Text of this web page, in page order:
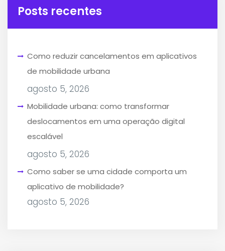
Posts recentes
Como reduzir cancelamentos em aplicativos
de mobilidade urbana
agosto 5, 2026
Mobilidade urbana: como transformar
deslocamentos em uma operação digital
escalável
agosto 5, 2026
Como saber se uma cidade comporta um
aplicativo de mobilidade?
agosto 5, 2026